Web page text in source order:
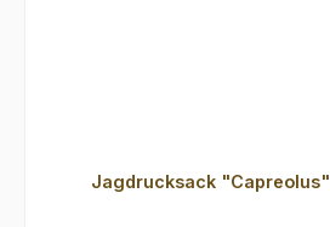
Jagdrucksack "Capreolus"